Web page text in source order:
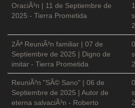
OraciÃ³n | 11 de Septiembre de
2025 - Tierra Prometida
2Âª ReuniÃ³n familiar | 07 de
Septiembre de 2025 | Digno de
imitar - Tierra Prometida
ReuniÃ³n "SÃ© Sano" | 06 de
Septiembre de 2025 | Autor de
eterna salvaciÃ³n - Roberto